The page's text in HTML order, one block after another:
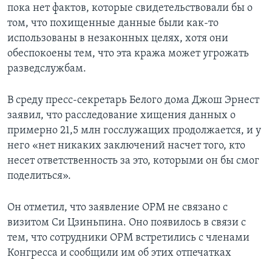
пока нет фактов, которые свидетельствовали бы о
том, что похищенные данные были как-то
использованы в незаконных целях, хотя они
обеспокоены тем, что эта кража может угрожать
разведслужбам.
В среду пресс-секретарь Белого дома Джош Эрнест
заявил, что расследование хищения данных о
примерно 21,5 млн госслужащих продолжается, и у
него «нет никаких заключений насчет того, кто
несет ответственность за это, которыми он бы смог
поделиться».
Он отметил, что заявление ОРМ не связано с
визитом Си Цзиньпина. Оно появилось в связи с
тем, что сотрудники ОРМ встретились с членами
Конгресса и сообщили им об этих отпечатках